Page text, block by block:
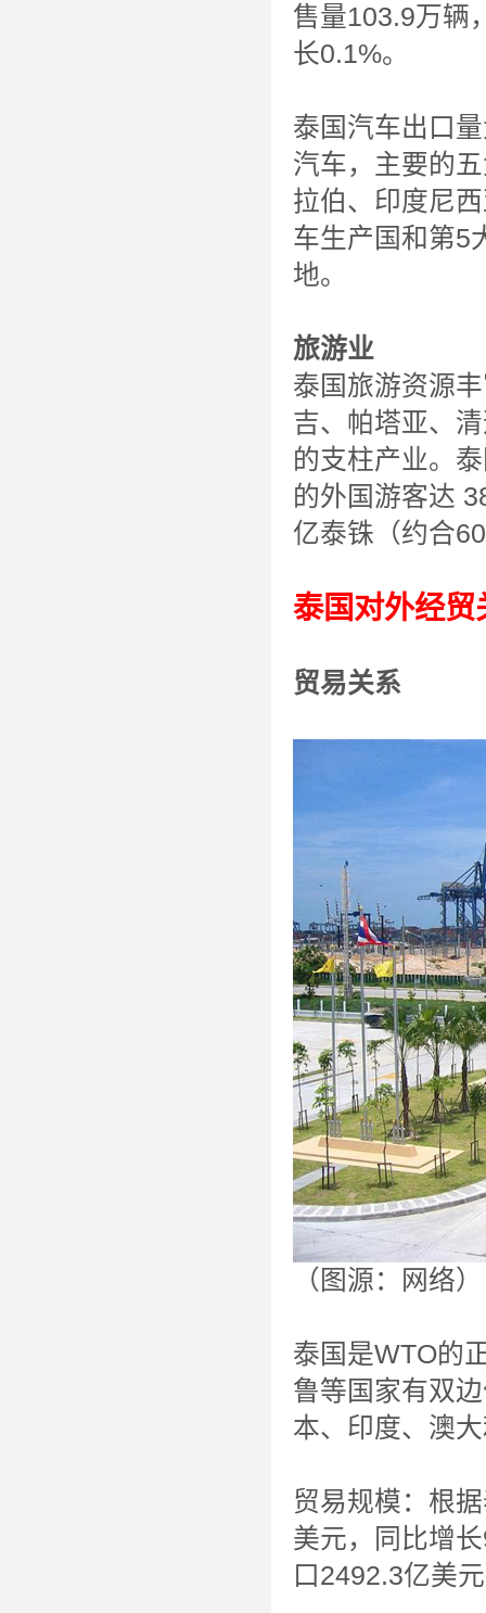
售量103.9万辆
长0.1%。
泰国汽车出口
汽车，主要的
拉伯、印度尼
车生产国和第5
地。
旅游业
泰国旅游资源
吉、帕塔亚、
的支柱产业。
的外国游客达
亿泰铢（约合
泰国对外经贸
贸易关系
（图源：网络）
泰国是WTO的
鲁等国家有双
本、印度、澳
贸易规模：根
美元，同比增
口2492.3亿美